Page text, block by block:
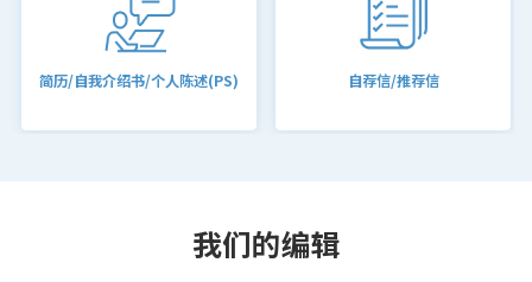
简历/自我介绍书/个人陈述(PS) 自荐信/推荐信
我们的编辑